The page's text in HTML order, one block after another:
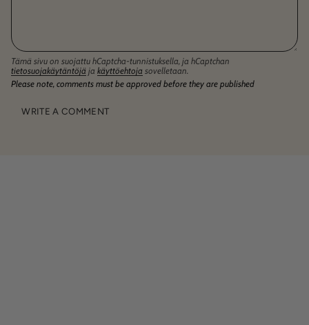
Tämä sivu on suojattu hCaptcha-tunnistuksella, ja hCaptchan
tietosuojakäytäntöjä ja käyttöehtoja sovelletaan.
Please note, comments must be approved before they are published